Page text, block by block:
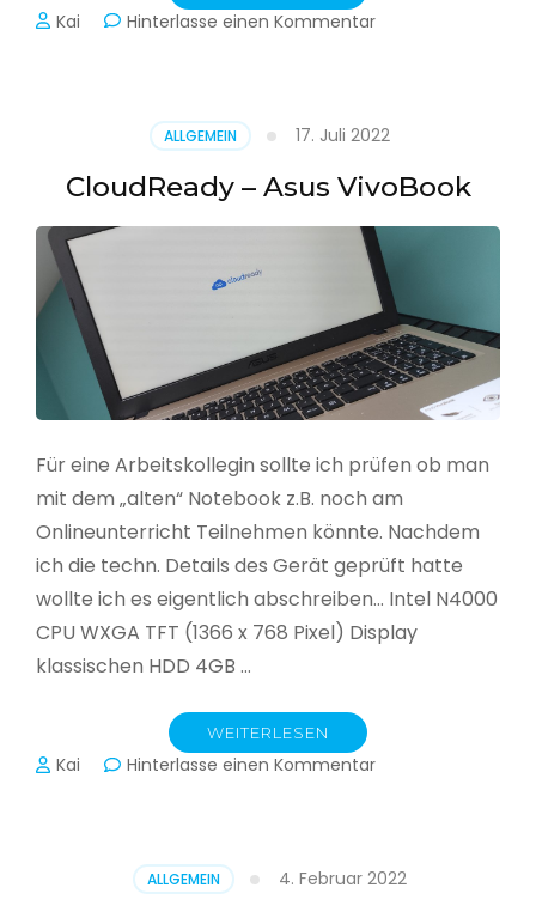
Kai Hinterlasse einen Kommentarzu
Jahressicherung
ALLGEMEIN 17. Juli 2022
CloudReady – Asus VivoBook
Für eine Arbeitskollegin sollte ich prüfen ob man
mit dem „alten“ Notebook z.B. noch am
Onlineunterricht Teilnehmen könnte. Nachdem
ich die techn. Details des Gerät geprüft hatte
wollte ich es eigentlich abschreiben… Intel N4000
CPU WXGA TFT (1366 x 768 Pixel) Display
klassischen HDD 4GB …
WEITERLESEN
Kai Hinterlasse einen Kommentarzu
ALLGEMEIN 4. Februar 2022